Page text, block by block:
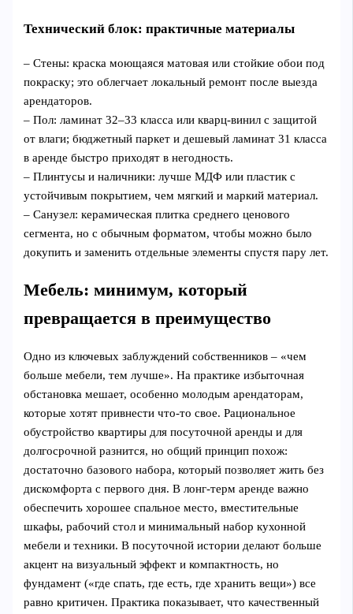
Технический блок: практичные материалы
– Стены: краска моющаяся матовая или стойкие обои под
покраску; это облегчает локальный ремонт после выезда
арендаторов.
– Пол: ламинат 32–33 класса или кварц‑винил с защитой
от влаги; бюджетный паркет и дешевый ламинат 31 класса
в аренде быстро приходят в негодность.
– Плинтусы и наличники: лучше МДФ или пластик с
устойчивым покрытием, чем мягкий и маркий материал.
– Санузел: керамическая плитка среднего ценового
сегмента, но с обычным форматом, чтобы можно было
докупить и заменить отдельные элементы спустя пару лет.
Мебель: минимум, который
превращается в преимущество
Одно из ключевых заблуждений собственников – «чем
больше мебели, тем лучше». На практике избыточная
обстановкa мешает, особенно молодым арендаторам,
которые хотят привнести что-то свое. Рациональное
обустройство квартиры для посуточной аренды и для
долгосрочной разнится, но общий принцип похож:
достаточно базового набора, который позволяет жить без
дискомфорта с первого дня. В лонг‑терм аренде важно
обеспечить хорошее спальное место, вместительные
шкафы, рабочий стол и минимальный набор кухонной
мебели и техники. В посуточной истории делают больше
акцент на визуальный эффект и компактность, но
фундамент («где спать, где есть, где хранить вещи») все
равно критичен. Практика показывает, что качественный